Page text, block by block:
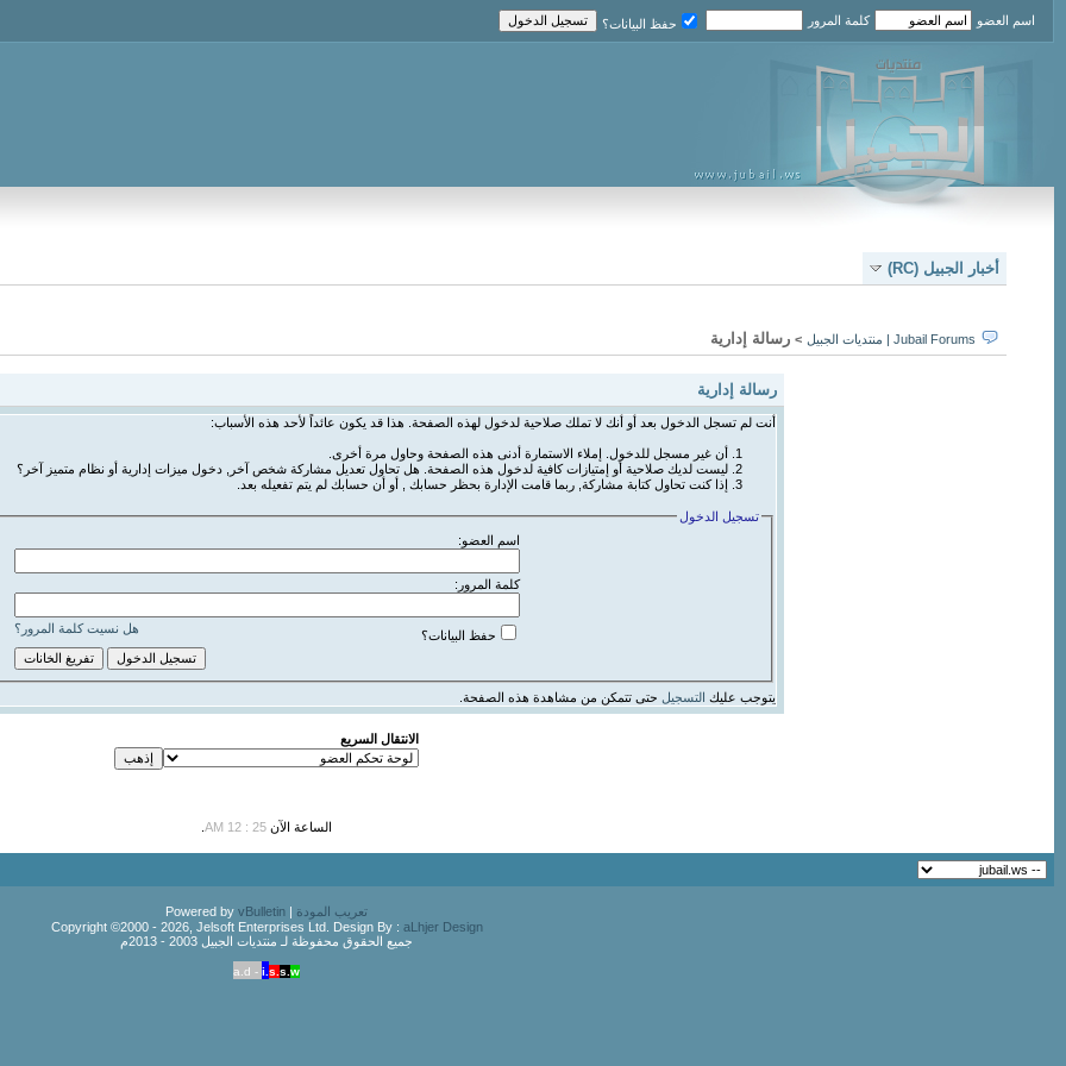
اسم العضو كلمة المرور حفظ البيانات؟
أخبار الجبيل (RC)
Jubail Forums | منتديات الجبيل > رسالة إدارية
رسالة إدارية
أنت لم تسجل الدخول بعد أو أنك لا تملك صلاحية لدخول لهذه الصفحة. هذا قد يكون عائداً لأحد هذه الأسباب:
أن غير مسجل للدخول. إملاء الاستمارة أدنى هذه الصفحة وحاول مرة أخرى.
ليست لديك صلاحية أو إمتيازات كافية لدخول هذه الصفحة. هل تحاول تعديل مشاركة شخص آخر, دخول ميزات إدارية أو نظام متميز آخر؟
إذا كنت تحاول كتابة مشاركة, ربما قامت الإدارة بحظر حسابك , أو أن حسابك لم يتم تفعيله بعد.
تسجيل الدخول
اسم العضو:
كلمة المرور:
هل نسيت كلمة المرور؟ حفظ البيانات؟
يتوجب عليك التسجيل حتى تتمكن من مشاهدة هذه الصفحة.
الانتقال السريع
الساعة الآن 25 : 12 AM
تعريب المودة | Powered by
vBulletin
Copyright ©2000 - 2026, Jelsoft Enterprises Ltd. Design By : aLhjer Design
جميع الحقوق محفوظة لـ منتديات الجبيل 2003 - 2013م
a.d - i.s.s.w